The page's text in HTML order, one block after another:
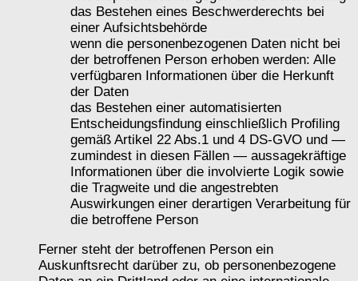
das Bestehen eines Beschwerderechts bei
einer Aufsichtsbehörde
wenn die personenbezogenen Daten nicht bei
der betroffenen Person erhoben werden: Alle
verfügbaren Informationen über die Herkunft
der Daten
das Bestehen einer automatisierten
Entscheidungsfindung einschließlich Profiling
gemäß Artikel 22 Abs.1 und 4 DS-GVO und —
zumindest in diesen Fällen — aussagekräftige
Informationen über die involvierte Logik sowie
die Tragweite und die angestrebten
Auswirkungen einer derartigen Verarbeitung für
die betroffene Person
Ferner steht der betroffenen Person ein
Auskunftsrecht darüber zu, ob personenbezogene